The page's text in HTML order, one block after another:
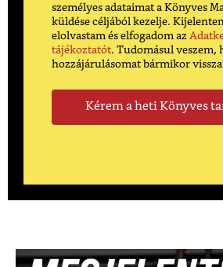
személyes adataimat a Könyves
küldése céljából kezelje.
elolvastam és elfogadom az
tájékoztatót. Tudomásul veszem,
hozzájárulásomat bármikor